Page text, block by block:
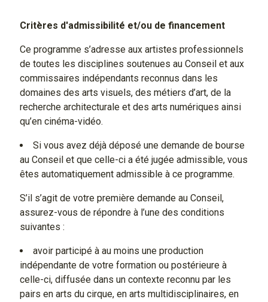
Critères d'admissibilité et/ou de financement
Ce programme s’adresse aux artistes professionnels
de toutes les disciplines soutenues au Conseil et aux
commissaires indépendants reconnus dans les
domaines des arts visuels, des métiers d’art, de la
recherche architecturale et des arts numériques ainsi
qu’en cinéma-vidéo.
Si vous avez déjà déposé une demande de bourse
au Conseil et que celle-ci a été jugée admissible, vous
êtes automatiquement admissible à ce programme.
S’il s’agit de votre première demande au Conseil,
assurez-vous de répondre à l’une des conditions
suivantes :
avoir participé à au moins une production
indépendante de votre formation ou postérieure à
celle-ci, diffusée dans un contexte reconnu par les
pairs en arts du cirque, en arts multidisciplinaires, en